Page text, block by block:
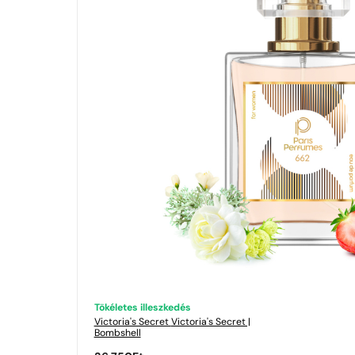
Tökéletes illeszkedés
Victoria's Secret Victoria's Secret |
Bombshell